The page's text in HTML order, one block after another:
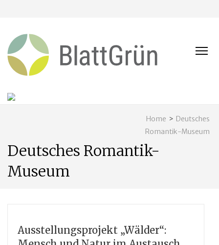
Home > Deutsches
Romantik-Museum
Deutsches Romantik-
Museum
Ausstellungsprojekt „Wälder“: